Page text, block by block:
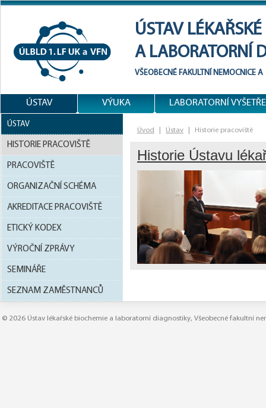
ÚSTAV
A LABORATORNÍ
VŠEOBECNÉ FAKULTNÍ NEMOCNICE A
ÚSTAV VÝUKA LABORATORNÍ
ÚSTAV
HISTORIE PRACOVIŠTĚ
PRACOVIŠTĚ
ORGANIZAČNÍ SCHÉMA
AKREDITACE PRACOVIŠTĚ
ETICKÝ KODEX
VÝROČNÍ ZPRÁVY
SEMINÁŘE
SEZNAM ZAMĚSTNANCŮ
Úvod Ústav Historie pracoviště
Historie Ústavu
© 2026 Ústav lékařské biochemie a laboratorní diagnostiky, Všeobecné fakultní